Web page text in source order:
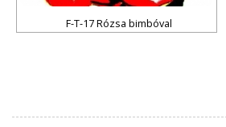
F-T-17 Rózsa bimbóval